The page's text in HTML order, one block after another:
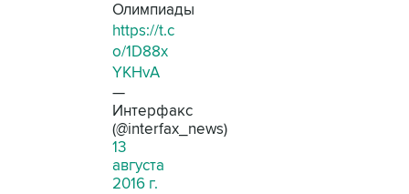
Олимпиады
https://t.c
o/1D88x
YKHvA
—
Интерфакс
(@interfax_news)
13
августа
2016 г.